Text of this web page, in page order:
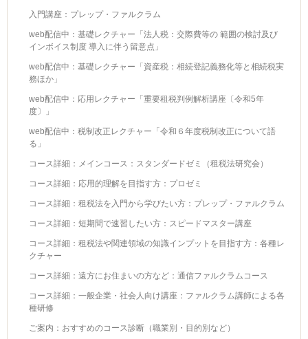
入門講座：プレップ・ファルクラム
web配信中：基礎レクチャー「法人税：交際費等の 範囲の検討及び
インボイス制度 導入に伴う留意点」
web配信中：基礎レクチャー「資産税：相続登記義務化等と相続税実
務ほか」
web配信中：応用レクチャー「重要租税判例解析講座〔令和5年
度〕」
web配信中：税制改正レクチャー「令和６年度税制改正について語
る」
コース詳細：メインコース：スタンダードゼミ（租税法研究会）
コース詳細：応用的理解を目指す方：プロゼミ
コース詳細：租税法を入門から学びたい方：プレップ・ファルクラム
コース詳細：短期間で速習したい方：スピードマスター講座
コース詳細：租税法や関連領域の知識インプットを目指す方：各種レ
クチャー
コース詳細：遠方にお住まいの方など：通信ファルクラムコース
コース詳細：一般企業・社会人向け講座：ファルクラム講師による各
種研修
ご案内：おすすめのコース診断（職業別・目的別など）